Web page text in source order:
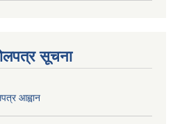
सूचना
आह्वान